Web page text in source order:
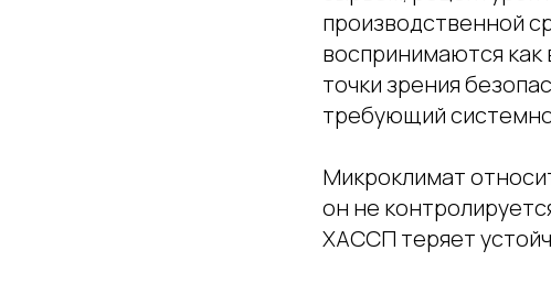
производственной
воспринимаются как
точки зрения
требующий
Микроклимат
он не
ХАССП теряет